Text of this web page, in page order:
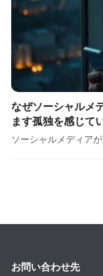
なぜソーシャルメ
ます孤独を感じて
ソーシャルメディア
お問い合わせ先